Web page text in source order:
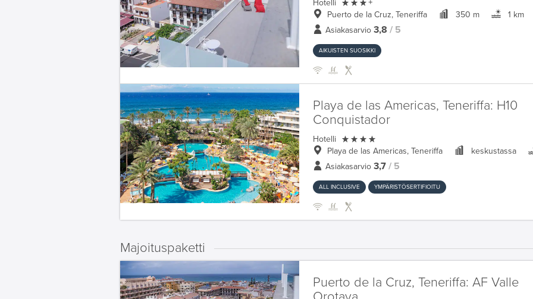
Hotelli +
Puerto de la Cruz, Teneriffa 350 m
1 km
Asiakasarvio 3,8/ 5
AIKUISTEN SUOSIKKI
Playa de las Americas, Teneriffa: H10
Conquistador
Hotelli 
Playa de las Americas, Teneriffa
keskustassa
Asiakasarvio 3,7/ 5
ALL INCLUSIVE YMPÄRISTÖSERTIFIOITU
Majoituspaketti
Puerto de la Cruz, Teneriffa: AF Valle